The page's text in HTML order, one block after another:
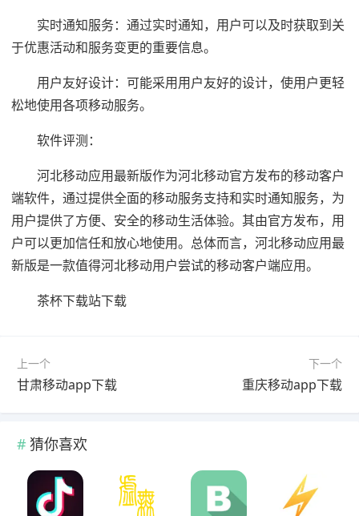
实时通知服务：通过实时通知，用户可以及时获取到关
于优惠活动和服务变更的重要信息。
用户友好设计：可能采用用户友好的设计，使用户更轻
松地使用各项移动服务。
软件评测：
河北移动应用最新版作为河北移动官方发布的移动客户
端软件，通过提供全面的移动服务支持和实时通知服务，为
用户提供了方便、安全的移动生活体验。其由官方发布，用
户可以更加信任和放心地使用。总体而言，河北移动应用最
新版是一款值得河北移动用户尝试的移动客户端应用。
茶杯下载站下载
上一个
甘肃移动app下载
下一个
重庆移动app下载
猜你喜欢